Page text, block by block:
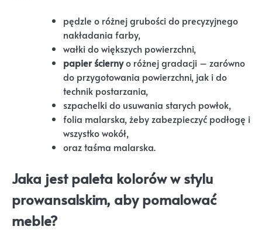
pędzle o różnej grubości do precyzyjnego
nakładania farby,
wałki do większych powierzchni,
papier ściernyo różnej gradacji – zarówno
do przygotowania powierzchni, jak i do
technik postarzania,
szpachelki do usuwania starych powłok,
folia malarska, żeby zabezpieczyć podłogę i
wszystko wokół,
oraz taśma malarska.
Jaka jest paleta kolorów w stylu
prowansalskim, aby pomalować
meble?